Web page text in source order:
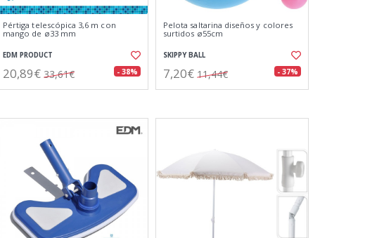
Pértiga telescópica 3,6 m con
mango de ø33 mm
EDM PRODUCT
20,89€ 33,61€ - 38%
Pelota saltarina diseños y colores
surtidos ø55cm
SKIPPY BALL
7,20€ 11,44€ - 37%